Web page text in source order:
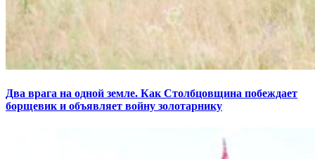
Два врага на одной земле. Как Столбцовщина побеждает
борщевик и объявляет войну золотарнику